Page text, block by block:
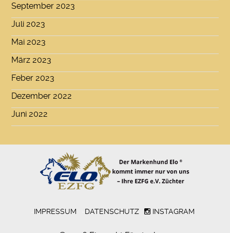
September 2023
Juli 2023
Mai 2023
März 2023
Feber 2023
Dezember 2022
Juni 2022
IMPRESSUM DATENSCHUTZ INSTAGRAM